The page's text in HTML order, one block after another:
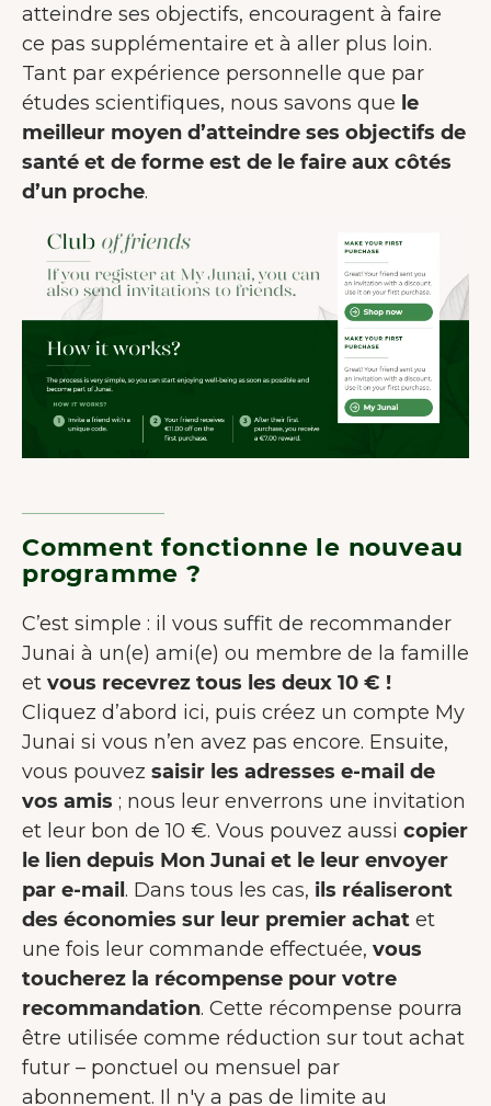
atteindre ses objectifs, encouragent à faire
ce pas supplémentaire et à aller plus loin.
Tant par expérience personnelle que par
études scientifiques, nous savons que le
meilleur moyen d’atteindre ses objectifs de
santé et de forme est de le faire aux côtés
d’un proche.
Comment fonctionne le nouveau
programme ?
C’est simple : il vous suffit de recommander
Junai à un(e) ami(e) ou membre de la famille
et vous recevrez tous les deux 10 € !
Cliquez d’abord ici, puis créez un compte My
Junai si vous n’en avez pas encore. Ensuite,
vous pouvez saisir les adresses e-mail de
vos amis ; nous leur enverrons une invitation
et leur bon de 10 €. Vous pouvez aussi copier
le lien depuis Mon Junai et le leur envoyer
par e-mail. Dans tous les cas, ils réaliseront
des économies sur leur premier achat et
une fois leur commande effectuée, vous
toucherez la récompense pour votre
recommandation. Cette récompense pourra
être utilisée comme réduction sur tout achat
futur – ponctuel ou mensuel par
abonnement. Il n'y a pas de limite au